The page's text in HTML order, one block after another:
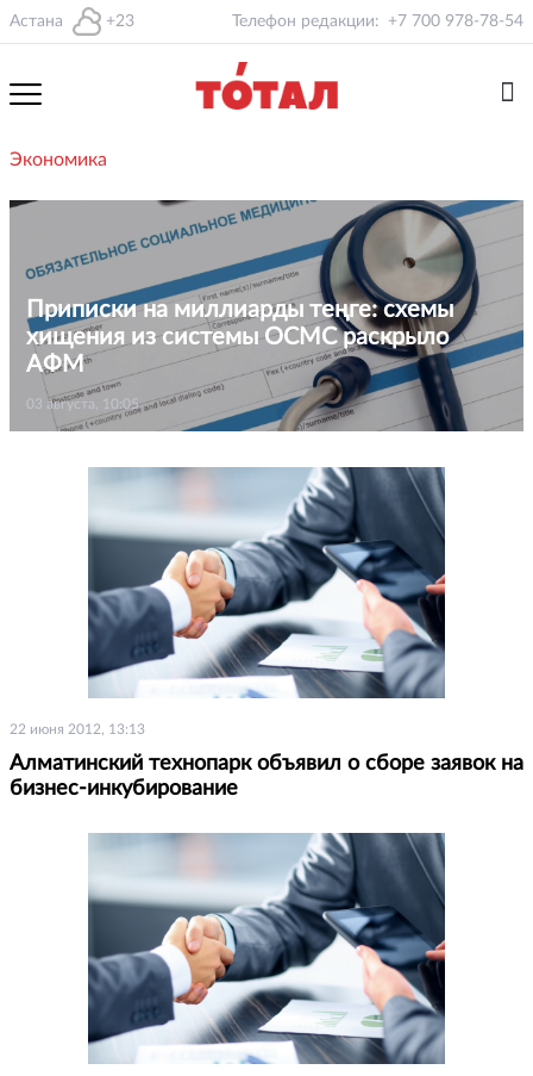
Астана +23 Телефон редакции: +7 700 978-78-54
Экономика
Приписки на миллиарды теңге: схемы
хищения из системы ОСМС раскрыло
АФМ
03 августа, 10:05
22 июня 2012, 13:13
Алматинский технопарк объявил о сборе заявок на
бизнес-инкубирование